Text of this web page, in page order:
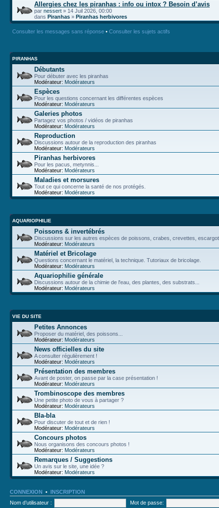
Allergies chez les piranhas : info ou intox ? Besoin d’avis
par nessert » 14 Juil 2026, 00:00
dans Piranhas » Piranhas herbivores
Consulter les messages sans réponse • Consulter les sujets actifs
PIRANHAS
Débutants
Pour débuter avec les piranhas
Modérateur: Modérateurs
Espèces
Pour les questions concernant les différentes espèces
Modérateur: Modérateurs
Galeries photos
Partagez vos photos / vidéos de piranhas
Modérateur: Modérateurs
Reproduction
Discussions autour de la reproduction des piranhas
Modérateur: Modérateurs
Piranhas herbivores
Pour les pacus, metynnis...
Modérateur: Modérateurs
Maladies et morsures
Tout ce qui concerne la santé de nos protégés.
Modérateur: Modérateurs
AQUARIOPHILIE
Poissons & invertébrés
Discussions sur les autres espèces de poissons, crabes, crevettes,
Modérateur: Modérateurs
Matériel et Bricolage
Questions concernant le matériel, la technique. Tutoriaux de bricolage.
Modérateur: Modérateurs
Aquariophilie générale
Discussions autour de la chimie de l'eau, des plantes, des substrats...
Modérateur: Modérateurs
VIE DU SITE
Petites Annonces
Proposer du matériel, des poissons...
Modérateur: Modérateurs
News officielles du site
A consulter régulièrement !
Modérateur: Modérateurs
Présentation des membres
Avant de poster, on passe par la case présentation !
Modérateur: Modérateurs
Trombinoscope des membres
Une petite photo de vous à partager ?
Modérateur: Modérateurs
Bla-bla
Pour discuter de tout et de rien !
Modérateur: Modérateurs
Concours photos
Nous organisons des concours photos !
Modérateur: Modérateurs
Remarques / Suggestions
Un avis sur le site, une idée ?
Modérateur: Modérateurs
CONNEXION • INSCRIPTION
Nom d’utilisateur :
Mot de passe: